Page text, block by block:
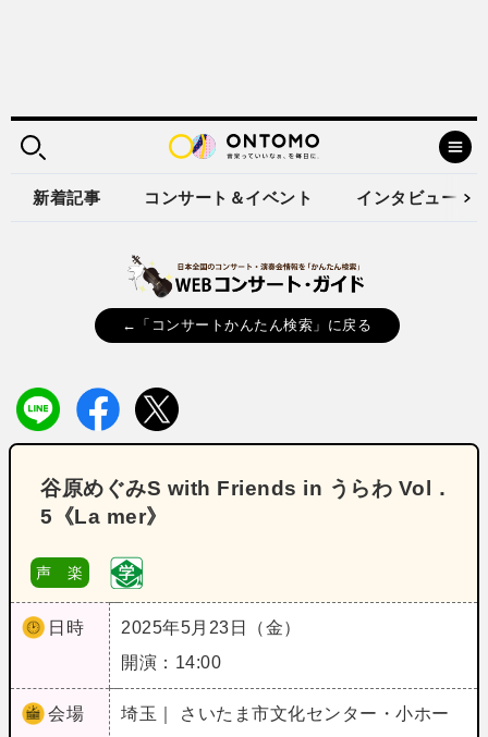
新着記事 コンサート＆イベント インタビュー
←「コンサートかんたん検索」に戻る
谷原めぐみS with Friends in うらわ Vol．
5《La mer》
声 楽
日時
2025年5月23日（金）
開演：14:00
会場
埼玉｜ さいたま市文化センター・小ホー